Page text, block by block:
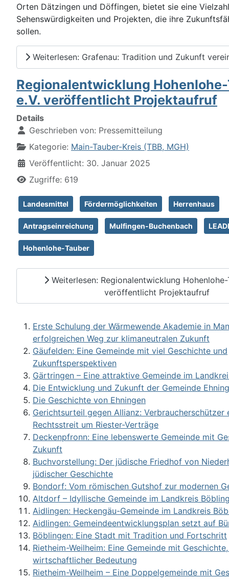
Orten Dätzingen und Döffingen, bietet sie eine
Sehenswürdigkeiten und Projekten, die ihre
sollen.
Weiterlesen: Grafenau: Tradition und Zukunft
Regionalentwicklung
e.V. veröffentlicht Projektaufruf
Details
Geschrieben von: Pressemitteilung
Kategorie: Main-Tauber-Kreis (TBB, MGH)
Veröffentlicht: 30. Januar 2025
Zugriffe: 619
Landesmittel Fördermöglichkeiten Herrenhaus
Antragseinreichung Mulfingen-Buchenbach
Hohenlohe-Tauber
Weiterlesen: Regionalentwicklung Hohenlohe-
veröffentlicht Projektaufruf
Erste Schulung der Wärmewende Akademie in
erfolgreichen Weg zur klimaneutralen Zukunft
Gäufelden: Eine Gemeinde mit viel Geschichte und
Zukunftsperspektiven
Gärtringen – Eine attraktive Gemeinde im
Die Entwicklung und Zukunft der Gemeinde
Die Geschichte von Ehningen
Gerichtsurteil gegen Allianz: Verbraucherschützer
Rechtsstreit um Riester-Verträge
Deckenpfronn: Eine lebenswerte Gemeinde mit
Zukunft
Buchvorstellung: Der jüdische Friedhof von
jüdischer Geschichte
Bondorf: Vom römischen Gutshof zur modernen
Altdorf – Idyllische Gemeinde im Landkreis
Aidlingen: Heckengäu-Gemeinde im Landkreis
Aidlingen: Gemeindeentwicklungsplan setzt auf
Böblingen: Eine Stadt mit Tradition und Fortschritt
Rietheim-Weilheim: Eine Gemeinde mit
wirtschaftlicher Bedeutung
Rietheim-Weilheim – Eine Doppelgemeinde mit